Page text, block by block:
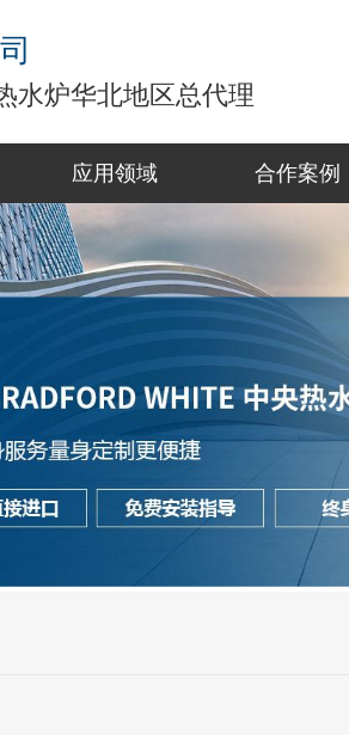
水炉华北地区总代理
应用领域 合作案例